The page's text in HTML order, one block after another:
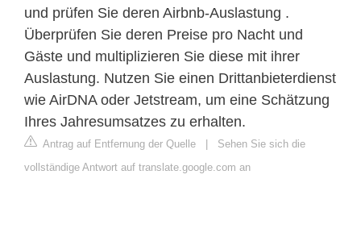
und prüfen Sie deren Airbnb-Auslastung .
Überprüfen Sie deren Preise pro Nacht und
Gäste und multiplizieren Sie diese mit ihrer
Auslastung. Nutzen Sie einen Drittanbieterdienst
wie AirDNA oder Jetstream, um eine Schätzung
Ihres Jahresumsatzes zu erhalten.
Antrag auf Entfernung der Quelle | Sehen Sie sich die
vollständige Antwort auf translate.google.com an